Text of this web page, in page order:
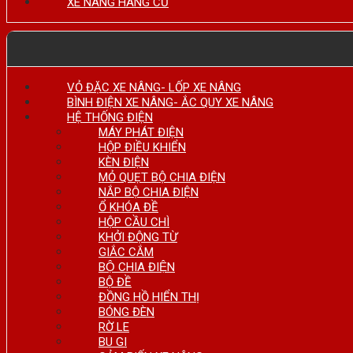
VỎ ĐẶC XE NÂNG- LỐP XE NÂNG
BÌNH ĐIỆN XE NÂNG- ẮC QUY XE NÂNG
HỆ THỐNG ĐIỆN
MÁY PHÁT ĐIỆN
HỘP ĐIỀU KHIỂN
KÈN ĐIỆN
MỎ QUẸT BỘ CHIA ĐIỆN
NẮP BỘ CHIA ĐIỆN
Ổ KHÓA ĐỀ
HỘP CẦU CHÌ
KHỞI ĐỘNG TỪ
GIẮC CẮM
BỘ CHIA ĐIỆN
BỘ ĐỀ
ĐỒNG HỒ HIỂN THỊ
BÓNG ĐÈN
RỜ LE
BU GI